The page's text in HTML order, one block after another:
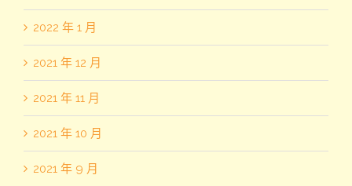
2022 年 1 月
2021 年 12 月
2021 年 11 月
2021 年 10 月
2021 年 9 月